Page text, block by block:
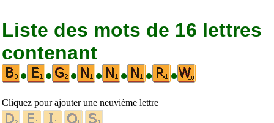
Liste des mots de 16 lettres
contenant
•
• • • • • •
Cliquez pour ajouter une neuvième lettre